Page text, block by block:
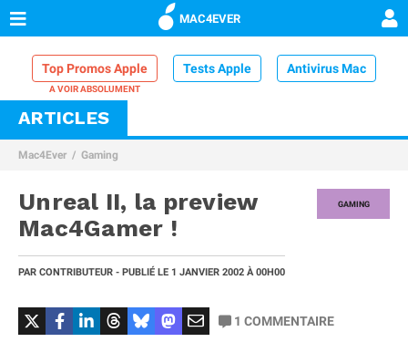
MAC4EVER
Top Promos Apple Tests Apple Antivirus Mac
VPN Mac
Comparatif iPhone
ARTICLES
Mac4Ever Gaming
GAMING
Unreal II, la preview
Mac4Gamer !
PAR CONTRIBUTEUR - PUBLIÉ LE 1 JANVIER 2002 À 00H00
1 COMMENTAIRE